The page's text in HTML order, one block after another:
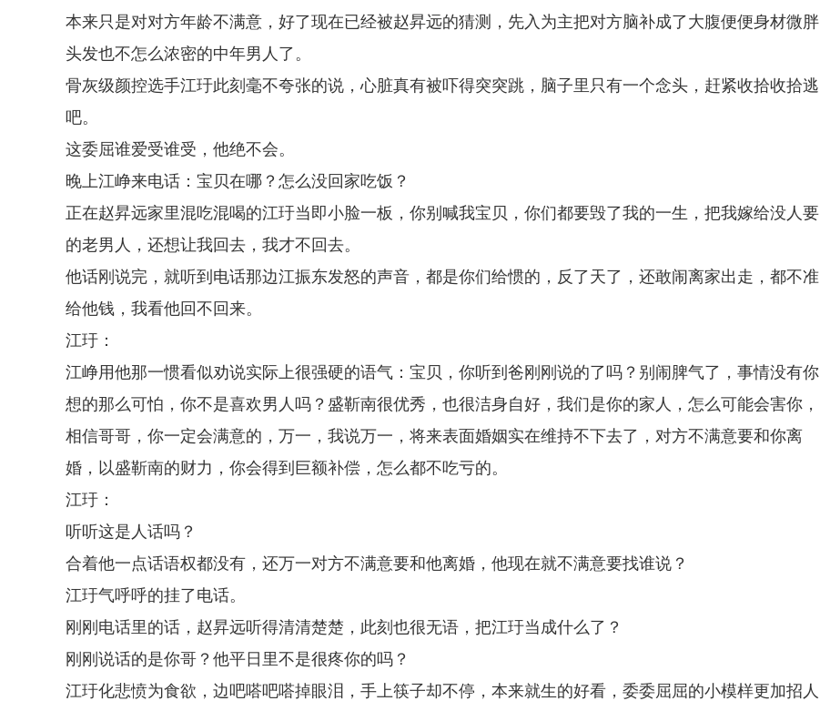
本来只是对对方年龄不满意，好了现在已经被赵昇远的猜测，先入为主把对方脑补成了大腹便便身材微胖
头发也不怎么浓密的中年男人了。
骨灰级颜控选手江玗此刻毫不夸张的说，心脏真有被吓得突突跳，脑子里只有一个念头，赶紧收拾收拾逃
吧。
这委屈谁爱受谁受，他绝不会。
晚上江峥来电话：宝贝在哪？怎么没回家吃饭？
正在赵昇远家里混吃混喝的江玗当即小脸一板，你别喊我宝贝，你们都要毁了我的一生，把我嫁给没人要
的老男人，还想让我回去，我才不回去。
他话刚说完，就听到电话那边江振东发怒的声音，都是你们给惯的，反了天了，还敢闹离家出走，都不准
给他钱，我看他回不回来。
江玗：
江峥用他那一惯看似劝说实际上很强硬的语气：宝贝，你听到爸刚刚说的了吗？别闹脾气了，事情没有你
想的那么可怕，你不是喜欢男人吗？盛靳南很优秀，也很洁身自好，我们是你的家人，怎么可能会害你，
相信哥哥，你一定会满意的，万一，我说万一，将来表面婚姻实在维持不下去了，对方不满意要和你离
婚，以盛靳南的财力，你会得到巨额补偿，怎么都不吃亏的。
江玗：
听听这是人话吗？
合着他一点话语权都没有，还万一对方不满意要和他离婚，他现在就不满意要找谁说？
江玗气呼呼的挂了电话。
刚刚电话里的话，赵昇远听得清清楚楚，此刻也很无语，把江玗当成什么了？
刚刚说话的是你哥？他平日里不是很疼你的吗？
江玗化悲愤为食欲，边吧嗒吧嗒掉眼泪，手上筷子却不停，本来就生的好看，委委屈屈的小模样更加招人